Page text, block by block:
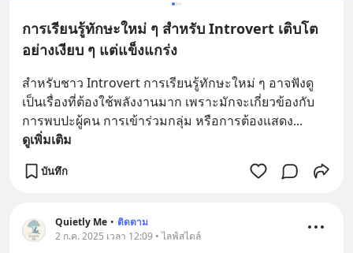
การเรียนรู้ทักษะใหม่ ๆ สำหรับ Introvert เติบโต
อย่างเงียบ ๆ แต่แข็งแกร่ง
สำหรับชาว Introvert การเรียนรู้ทักษะใหม่ ๆ อาจฟังดู
เป็นเรื่องที่ต้องใช้พลังงานมาก เพราะมักจะเกี่ยวข้องกับ
การพบปะผู้คน การเข้าร่วมกลุ่ม หรือการต้องแสดง...
ดูเพิ่มเติม
บันทึก
Quietly Me • ติดตาม
2 ก.ค. 2025 เวลา 12:09 • ไลฟ์สไตล์